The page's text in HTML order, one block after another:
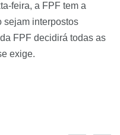
feira, a FPF tem a
sejam interpostos
FPF decidirá todas as
exige.